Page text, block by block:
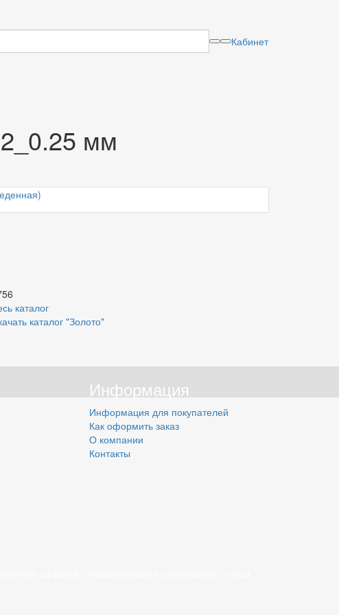
Кабинет
мм
56
каталог
каталог "Золото"
Информация
Информация для покупателей
Как оформить заказ
О компании
Контакты
офертой, определяемой положениями Статьи